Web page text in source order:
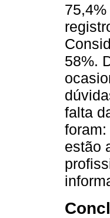
58%.
falta
estão